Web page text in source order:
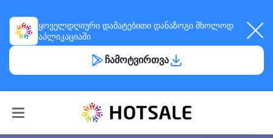
ყოველდღიური დამატებითი დანაზოგი მხოლოდ
აპლიკაციაში
ჩამოტვირთვა